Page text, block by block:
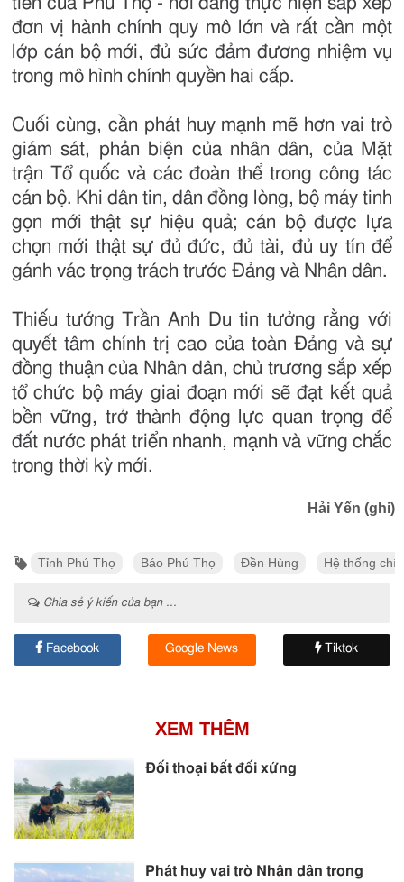
đơn vị hành chính quy mô lớn và rất cần một
lớp cán bộ mới, đủ sức đảm đương nhiệm vụ
trong mô hình chính quyền hai cấp.
Cuối cùng, cần phát huy mạnh mẽ hơn vai trò
giám sát, phản biện của nhân dân, của Mặt
trận Tổ quốc và các đoàn thể trong công tác
cán bộ. Khi dân tin, dân đồng lòng, bộ máy tinh
gọn mới thật sự hiệu quả; cán bộ được lựa
chọn mới thật sự đủ đức, đủ tài, đủ uy tín để
gánh vác trọng trách trước Đảng và Nhân dân.
Thiếu tướng Trần Anh Du tin tưởng rằng với
quyết tâm chính trị cao của toàn Đảng và sự
đồng thuận của Nhân dân, chủ trương sắp xếp
tổ chức bộ máy giai đoạn mới sẽ đạt kết quả
bền vững, trở thành động lực quan trọng để
đất nước phát triển nhanh, mạnh và vững chắc
trong thời kỳ mới.
Hải Yến (ghi)
Tỉnh Phú Thọ Báo Phú Thọ Đền Hùng Hệ thống
Chia sẻ ý kiến của bạn ...
Facebook Google News Tiktok
XEM THÊM
Đối thoại bất đối xứng
Phát huy vai trò Nhân dân trong